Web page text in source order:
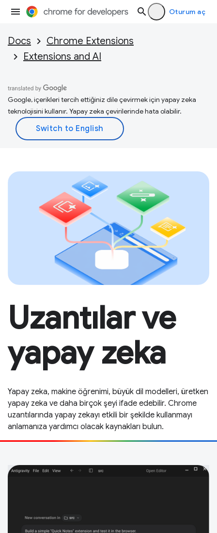
Oturum aç
Docs
Chrome Extensions
Extensions and AI
Google, içerikleri tercih ettiğiniz dile çevirmek için yapay zeka
teknolojisini kullanır. Yapay zeka çevirilerinde hata olabilir.
Uzantılar ve
yapay zeka
Yapay zeka, makine öğrenimi, büyük dil modelleri, üretken
yapay zeka ve daha birçok şeyi ifade edebilir. Chrome
uzantılarında yapay zekayı etkili bir şekilde kullanmayı
anlamanıza yardımcı olacak kaynakları bulun.